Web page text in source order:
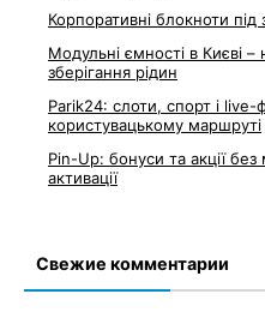
Корпоративні блокноти
Модульні ємності в Києві
зберігання рідин
Parik24: слоти, спорт і
користувацькому маршруті
Pin-Up: бонуси та акції без
активації
Свежие комментарии